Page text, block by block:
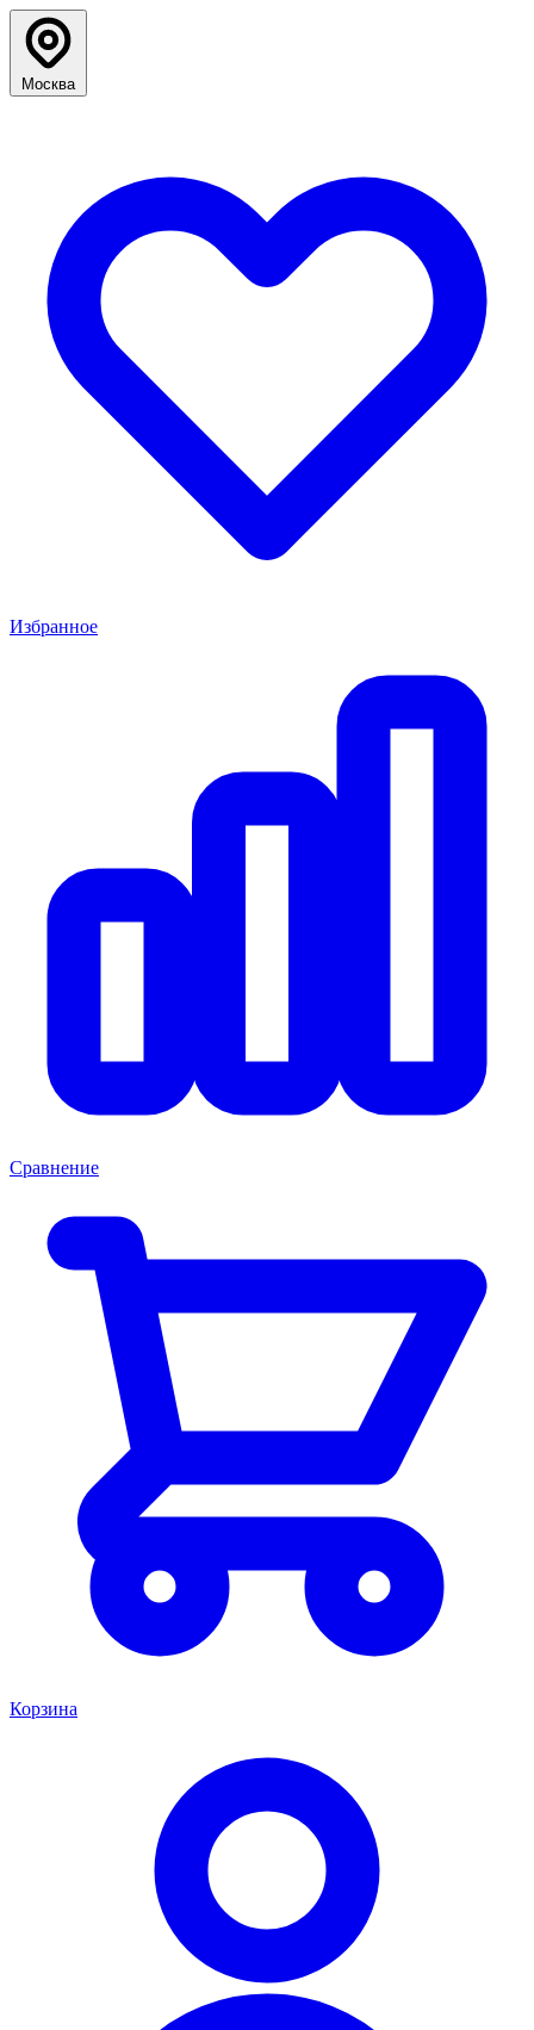
Москва
Избранное
Сравнение
Корзина